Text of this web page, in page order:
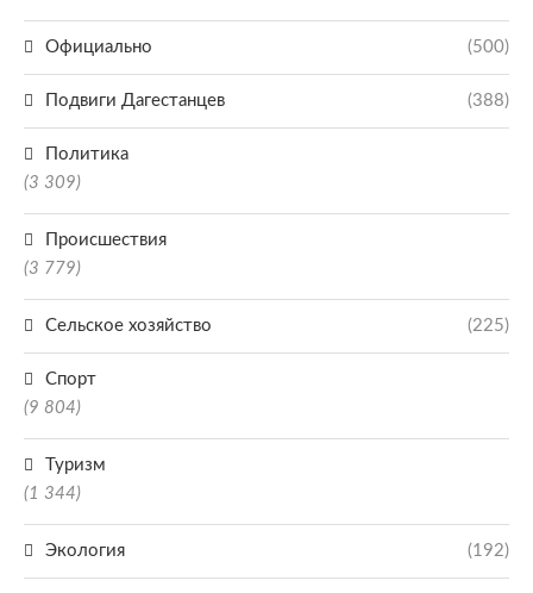
Официально (500)
Подвиги Дагестанцев (388)
Политика
(3 309)
Происшествия
(3 779)
Сельское хозяйство (225)
Спорт
(9 804)
Туризм
(1 344)
Экология (192)